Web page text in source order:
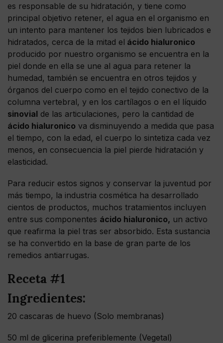
es responsable de su hidratación, y tiene como
principal objetivo retener, el agua en el organismo en
un intento para mantener los tejidos bien lubricados e
hidratados, cerca de la mitad el ácido hialuronico
producido por nuestro organismo se encuentra en la
piel donde en ella se une al agua para retener la
humedad, también se encuentra en otros tejidos y
órganos del cuerpo como en el tejido conectivo de la
columna vertebral, y en los cartílagos o en el líquido
sinovial de las articulaciones, pero la cantidad de
ácido hialuronico va disminuyendo a medida que pasa
el tiempo, con la edad, el cuerpo lo sintetiza cada vez
menos, en consecuencia la piel pierde hidratación y
elasticidad.
Para reducir estos signos y conservar la juventud por
más tiempo, la industria cosmética ha desarrollado
cientos de productos, muchos tratamientos incluyen
entre sus componentes ácido hialuronico, un activo
que reafirma la piel tras ser absorbido. Esta sustancia
se ha convertido en la base de gran parte de los
remedios antiarrugas.
Receta #1
Ingredientes:
20 cascaras de huevo (Solo membranas)
50 ml de glicerina preferiblemente (Vegetal)